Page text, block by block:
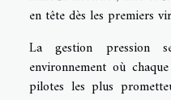
en tête dès les premiers
La gestion pression
environnement où
pilotes les plus